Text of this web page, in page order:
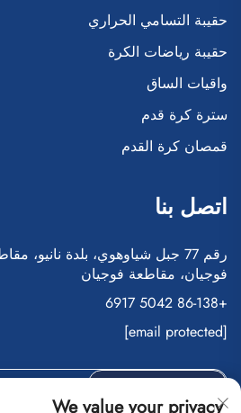
حقيبة التسامي الحراري
حقيبة رياضات الكرة
واقيات الساق
سترة كرة قدم
قمصان كرة القدم
اتصل بنا
رقم 77 جبل شياوهوي، بلدة نانيو،
فوجيان، مقاطعة فوجيان
+86-138 5042 6917
[email protected]
We value your privacy